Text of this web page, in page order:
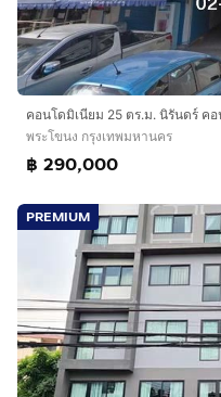
พระโขนง กรุงเทพมหานคร
฿ 290,000
PREMIUM